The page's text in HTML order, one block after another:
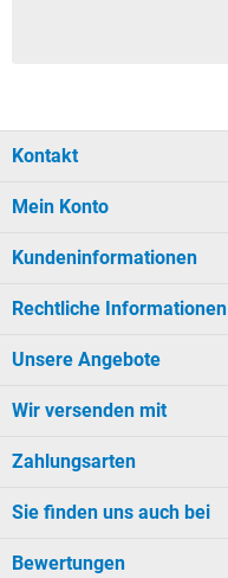
Kontakt
Mein Konto
Kundeninformationen
Rechtliche Informationen
Unsere Angebote
Wir versenden mit
Zahlungsarten
Sie finden uns auch bei
Bewertungen